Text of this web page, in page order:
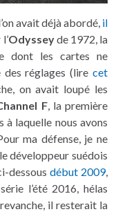
avait déjà abordé, il
Odysseyde 1972, la
dont les cartes ne
des réglages (lire cet
on avait loupé les
F, la première
à laquelle nous avons
ma défense, je ne
développeur suédois
dessousdébut 2009,
l’été 2016, hélas
il resterait la